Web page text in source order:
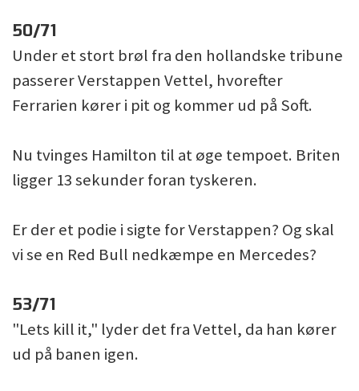
50/71
Under et stort brøl fra den hollandske tribune
passerer Verstappen Vettel, hvorefter
Ferrarien kører i pit og kommer ud på Soft.
Nu tvinges Hamilton til at øge tempoet. Briten
ligger 13 sekunder foran tyskeren.
Er der et podie i sigte for Verstappen? Og skal
vi se en Red Bull nedkæmpe en Mercedes?
53/71
"Lets kill it," lyder det fra Vettel, da han kører
ud på banen igen.